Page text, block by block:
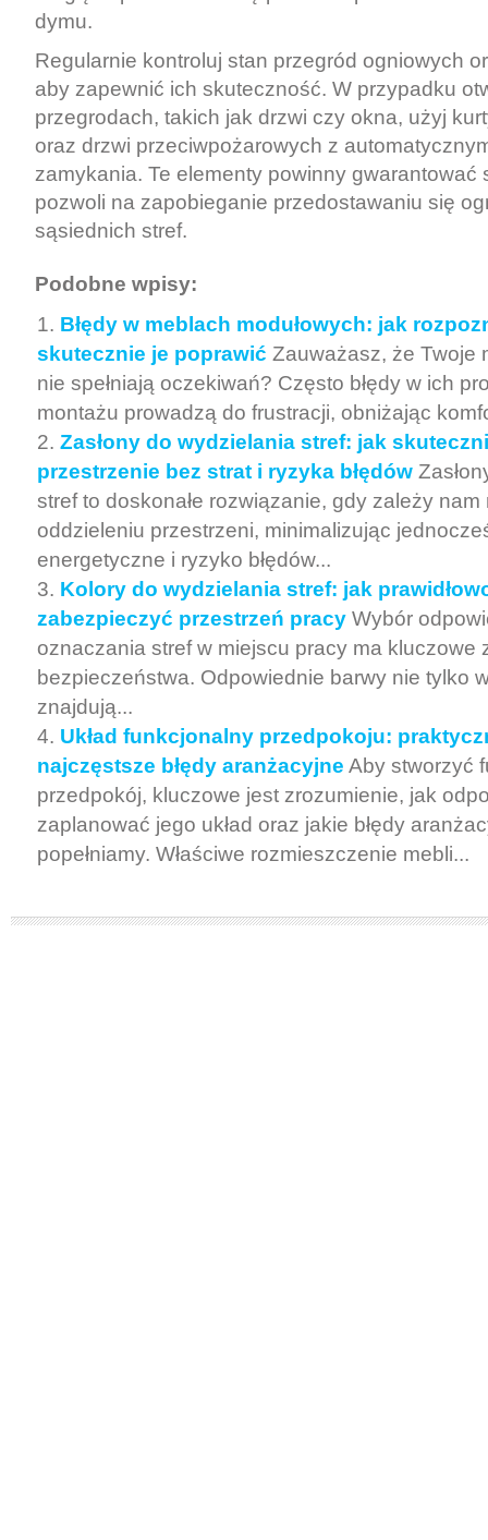
dymu.
Regularnie kontroluj stan przegród ogniowych
aby zapewnić ich skuteczność. W przypadku
przegrodach, takich jak drzwi czy okna, użyj
oraz drzwi przeciwpożarowych z
zamykania. Te elementy powinny gwarantować
pozwoli na zapobieganie przedostawaniu się
sąsiednich stref.
Podobne wpisy:
Błędy w meblach modułowych: jak
skutecznie je poprawić Zauważasz, że Twoje
nie spełniają oczekiwań? Często błędy w ich
montażu prowadzą do frustracji, obniżając
Zasłony do wydzielania stref: jak
przestrzenie bez strat i ryzyka błędów
stref to doskonałe rozwiązanie, gdy zależy
oddzieleniu przestrzeni, minimalizując
energetyczne i ryzyko błędów...
Kolory do wydzielania stref: jak
zabezpieczyć przestrzeń pracy Wybór
oznaczania stref w miejscu pracy ma kluczowe
bezpieczeństwa. Odpowiednie barwy nie tylko
znajdują...
Układ funkcjonalny przedpokoju:
najczęstsze błędy aranżacyjne Aby stworzyć
przedpokój, kluczowe jest zrozumienie, jak
zaplanować jego układ oraz jakie błędy
popełniamy. Właściwe rozmieszczenie mebli...